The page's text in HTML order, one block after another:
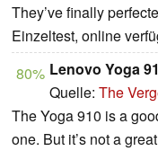
They’ve finally
Einzeltest, online
80% Lenovo Yoga
Quelle: The
The Yoga 910 is a
one. But it’s not a